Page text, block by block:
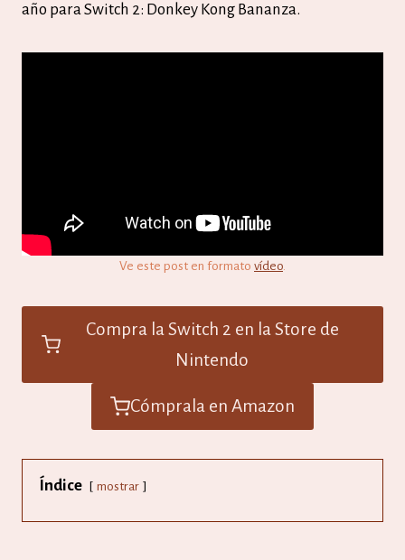
año para Switch 2: Donkey Kong Bananza.
Ve este post en formato vídeo.
Compra la Switch 2 en la Store de
Nintendo
Cómprala en Amazon
Índice mostrar